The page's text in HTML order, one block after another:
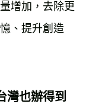
增加，去除更
、提升創造
灣也辦得到